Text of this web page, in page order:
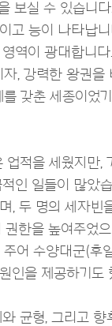
보실 수 있습니
고 능이 나타납
역이 광대합니
자, 강력한 왕권을
갖춘 세종이었
업적을 세웠지만,
인 일들이 많았
, 두 명의 세자빈
권한을 높여주었
주어 수양대군(후
인을 제공하기도
와 균형, 그리고